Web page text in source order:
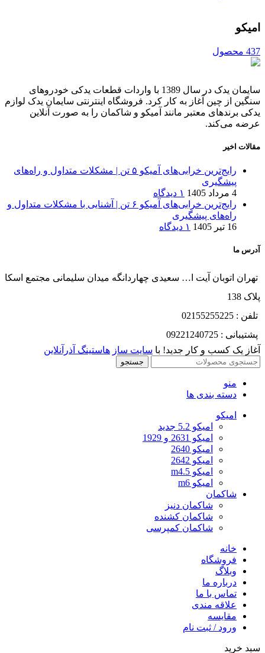
امیکو
437 محصول
سایمان یدک در سال 1389 با واردات قطعات یدکی خودروهای
سنگین از چین آغاز به کار کرد. فروشگاه اینترنتی سایمان یدک لوازم
یدکی برندهای معتبر مانند آمیکو و شاکمان را به صورت آنلاین
عرضه می‌کند.
مقالات اخیر
رایج‌ترین خرابی‌های آمیکو ۵ تن | مشکلات متداول و راه‌های
پیشگیری
4 مرداد 1405
۱ دیدگاه
رایج‌ترین خرابی‌های آمیکو ۶ تن | آشنایی با مشکلات متداول و
راه‌های پیشگیری
16 تیر 1405
۱ دیدگاه
آدرس ما
تهران اتوبان آیت ا… سعیدی چهاردانگه میدان سلیمانی مجتمع اسکا
پلاک 138
تلفن : 02155255225
پشتیبانی : 09221240725
آغاز یک کسب و کار جدید! با سایت ساز هاستینگ آذرآنلاین
جستجو
منو
دسته بندی ها
امیکو
امیکو 5.2 جدید
امیکو 2631 و 1929
امیکو 2640
امیکو 2642
امیکو m4.5
امیکو m6
شاکمان
شاکمان دنیز
شاکمان کشنده
شاکمان کمپرسی
خانه
فروشگاه
وبلاگ
درباره ما
تماس با ما
علاقه مندی
مقایسه
ورود / ثبت نام
سبد خرید